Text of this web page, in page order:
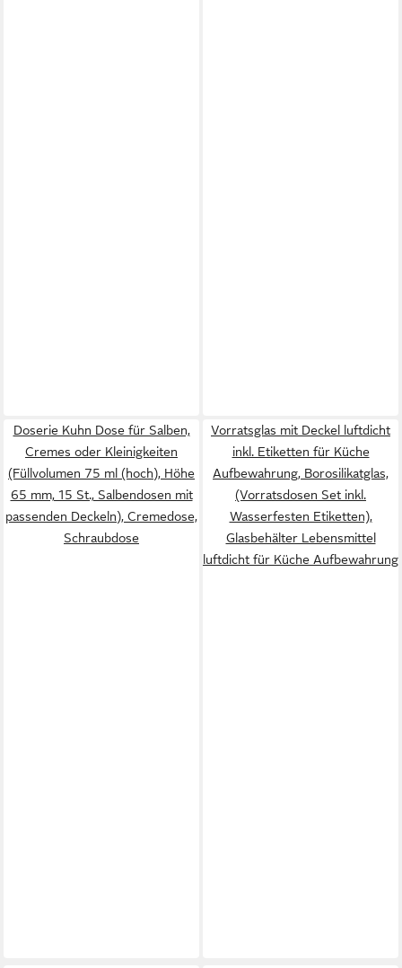
Doserie Kuhn Dose für Salben,
Cremes oder Kleinigkeiten
(Füllvolumen 75 ml (hoch), Höhe
65 mm, 15 St., Salbendosen mit
passenden Deckeln), Cremedose,
Schraubdose
Vorratsglas mit Deckel luftdicht
inkl. Etiketten für Küche
Aufbewahrung, Borosilikatglas,
(Vorratsdosen Set inkl.
Wasserfesten Etiketten),
Glasbehälter Lebensmittel
luftdicht für Küche Aufbewahrung